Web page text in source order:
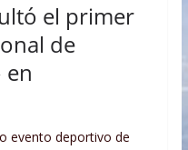
el primer
de
en
evento deportivo de